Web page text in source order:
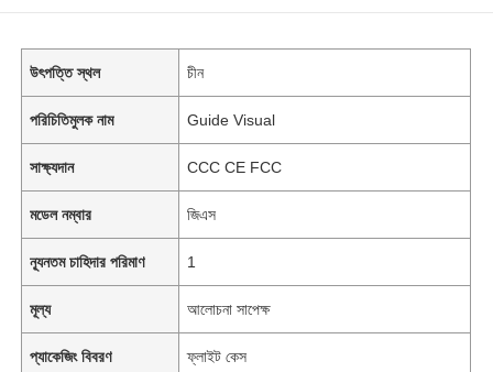
উৎপত্তি স্থল চীন
পরিচিতিমুলক নাম Guide Visual
সাক্ষ্যদান CCC CE FCC
মডেল নম্বার জিএস
ন্যূনতম চাহিদার পরিমাণ 1
মূল্য আলোচনা সাপেক্ষ
প্যাকেজিং বিবরণ ফ্লাইট কেস